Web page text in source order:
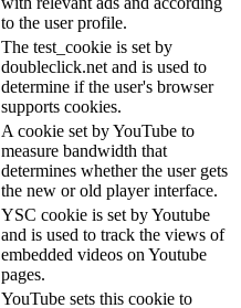
to the user profile.
The test_cookie is set by
doubleclick.net and is used to
determine if the user's browser
supports cookies.
A cookie set by YouTube to
measure bandwidth that
determines whether the user gets
the new or old player interface.
YSC cookie is set by Youtube
and is used to track the views of
embedded videos on Youtube
pages.
YouTube sets this cookie to